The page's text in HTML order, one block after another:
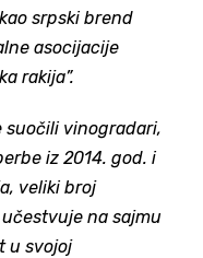
srpski brend
asocijacije
rakija”.
suočili vinogradari,
iz 2014. god. i
veliki broj
na sajmu
u svojoj